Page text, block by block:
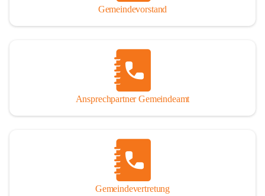
Gemeindevorstand
Ansprechpartner Gemeindeamt
Gemeindevertretung